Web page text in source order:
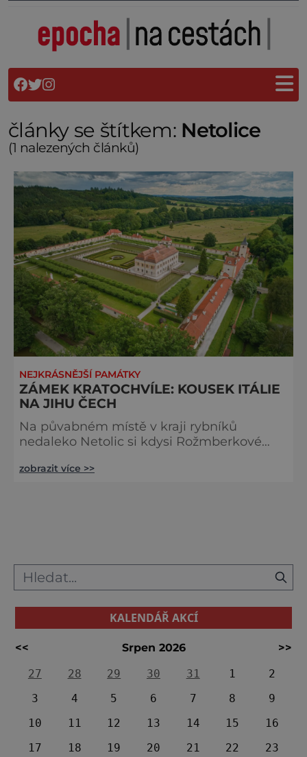
články se štítkem: Netolice
(1 nalezených článků)
NEJKRÁSNĚJŠÍ PAMÁTKY
ZÁMEK KRATOCHVÍLE: KOUSEK ITÁLIE
NA JIHU ČECH
Na půvabném místě v kraji rybníků
nedaleko Netolic si kdysi Rožmberkové
který Vilém z Rožmberka velkoryse daroval
za podle něj přijatelnou cenu – za město
Sed
zobrazit více >>
KALENDÁŘ AKCÍ
<< Srpen 2026
>>
27
28 29 30 31 1
2
3
4 5 6 7 8
9
10
11 12 13 14 15
16
17
18 19 20 21 22
23